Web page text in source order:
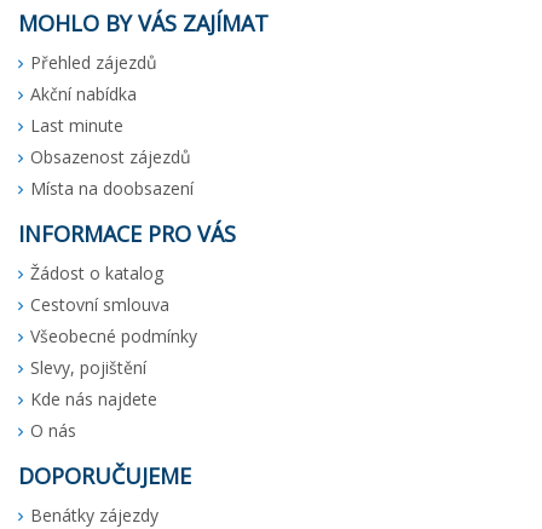
MOHLO BY VÁS ZAJÍMAT
Přehled zájezdů
Akční nabídka
Last minute
Obsazenost zájezdů
Místa na doobsazení
INFORMACE PRO VÁS
Žádost o katalog
Cestovní smlouva
Všeobecné podmínky
Slevy, pojištění
Kde nás najdete
O nás
DOPORUČUJEME
Benátky zájezdy